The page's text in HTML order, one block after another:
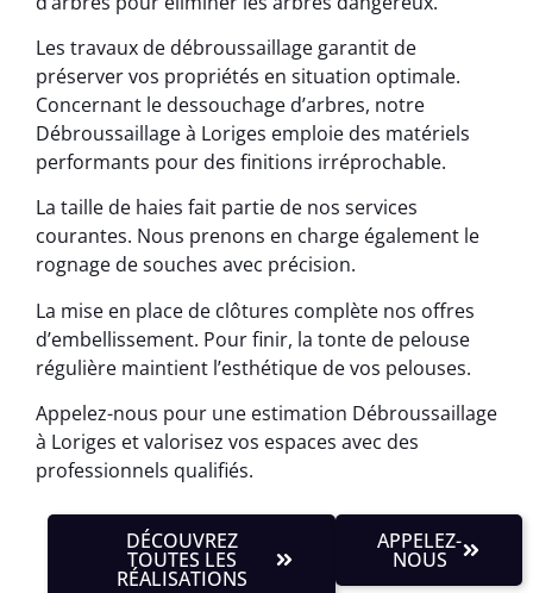
Les travaux de débroussaillage garantit de
préserver vos propriétés en situation optimale.
Concernant le dessouchage d’arbres, notre
Débroussaillage à Loriges emploie des matériels
performants pour des finitions irréprochable.
La taille de haies fait partie de nos services
courantes. Nous prenons en charge également le
rognage de souches avec précision.
La mise en place de clôtures complète nos offres
d’embellissement. Pour finir, la tonte de pelouse
régulière maintient l’esthétique de vos pelouses.
Appelez-nous pour une estimation Débroussaillage
à Loriges et valorisez vos espaces avec des
professionnels qualifiés.
DÉCOUVREZ
TOUTES LES
RÉALISATIONS
APPELEZ-
NOUS